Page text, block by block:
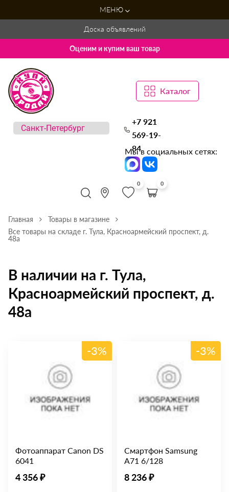
МЕНЮ
Доска объявлений
Оценим и купим ваш товар
Каталог
+7 921
569-19-
84
Мы в социальных сетях:
0 0
Главная
Товары в магазине
Все товары на складе г. Тула, Красноармейский проспект, д.
48а
В наличии на г. Тула,
Красноармейский проспект, д.
48а
-3%
Фотоаппарат Canon DS
6041
4 356 ₽
-3%
Смартфон Samsung
A71 6/128
8 236 ₽